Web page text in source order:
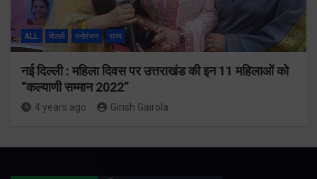
ALL दिल्ली मनोरंजन राज्य
नई दिल्ली : महिला दिवस पर उत्तराखंड की इन 11 महिलाओं को
“कल्याणी सम्मान 2022”
4 years ago Girish Gairola